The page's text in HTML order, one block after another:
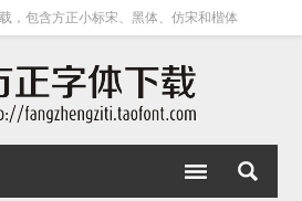
，包含方正小标宋、黑体、仿宋和楷体